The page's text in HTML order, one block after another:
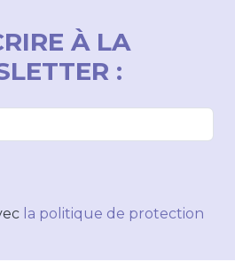
À LA
:
la politique de protection